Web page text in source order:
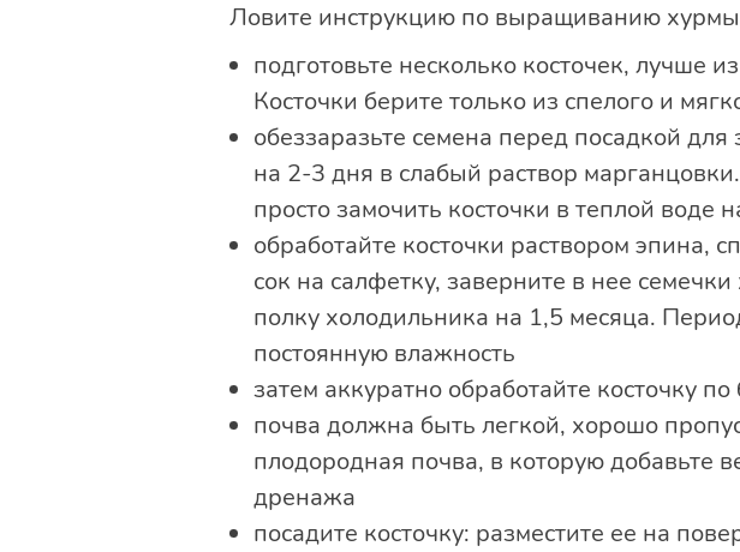
Ловите инструкцию по выращиванию
подготовьте несколько косточек,
Косточки берите только из спелого и
обеззаразьте семена перед посадкой
на 2-3 дня в слабый раствор
просто замочить косточки в теплой воде
обработайте косточки раствором эпина,
сок на салфетку, заверните в нее
полку холодильника на 1,5 месяца.
постоянную влажность
затем аккуратно обработайте косточку
почва должна быть легкой, хорошо
плодородная почва, в которую добавьте
дренажа
посадите косточку: разместите ее на